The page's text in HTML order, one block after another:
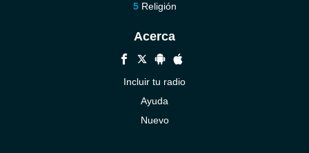
Religión
Acerca
Incluir tu radio
Ayuda
Nuevo